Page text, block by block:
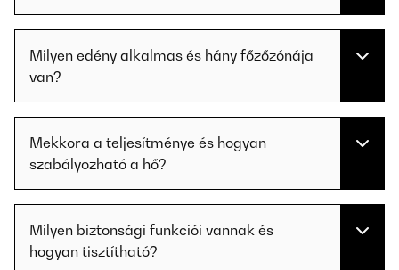
Milyen edény alkalmas és hány főzőzónája
van?
Mekkora a teljesítménye és hogyan
szabályozható a hő?
Milyen biztonsági funkciói vannak és
hogyan tisztítható?